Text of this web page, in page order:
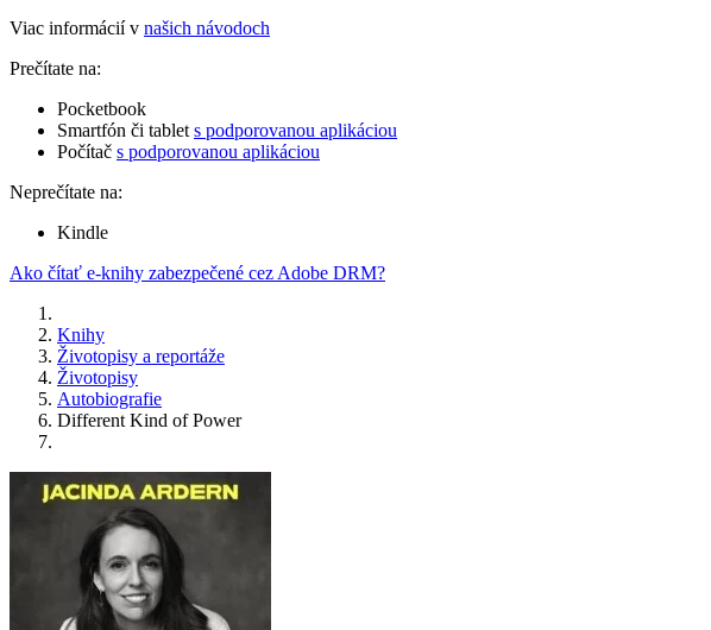
Viac informácií v našich návodoch
Prečítate na:
Pocketbook
Smartfón či tablet s podporovanou aplikáciou
Počítač s podporovanou aplikáciou
Neprečítate na:
Kindle
Ako čítať e-knihy zabezpečené cez Adobe DRM?
Knihy
Životopisy a reportáže
Životopisy
Autobiografie
Different Kind of Power